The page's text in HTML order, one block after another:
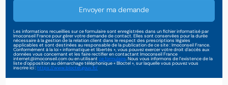
Envoyer ma demande
Les informations recueillies sur ce formulaire sont enregistrées dans un fichier informatisé par
Imoconseil France pour gérer votre demande de contact. Elles sont conservées pour la durée
nécessaire à la gestion de la relation client dans le respect des prescriptions légales
applicables et sont destinées au responsable de la publication de ce site : Imoconseil France.
Conformément à la loi « informatique et libertés », vous pouvez exercer votre droit d'accès aux
données vous concernant et les faire rectifier en contactant Imoconseil France
internet@imoconseil.com ou en utilisantce formulaire. Nous vous informons de l’existence de la
liste d'opposition au démarchage téléphonique « Bloctel », sur laquelle vous pouvez vous
inscrire ici :https://www.bloctel.gouv.fr/